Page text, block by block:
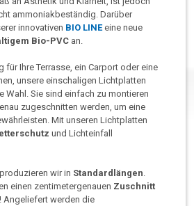
ammoniakbeständig. Darüber
innovativen BIO LINEeine neue
Bio-PVC an.
für Ihre Terrasse, ein Carport oder eine
unsere einschaligen Lichtplatten
Wahl. Sie sind einfach zu montieren
zugeschnitten werden, um eine
Mit unseren Lichtplatten
und Lichteinfall
wir in Standardlängen
einen zentimetergenauen Zuschnitt
Angeliefert werden die